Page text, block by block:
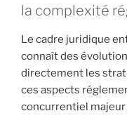
la complexité
Le cadre juridique
connaît des
directement les
ces aspects
concurrentiel